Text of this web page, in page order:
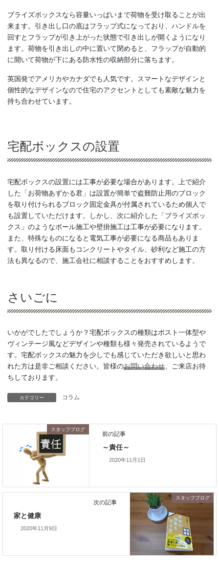
ブライズボックスなら容量いっぱいまで荷物を受け取ることが出
来ます。引き出し口の底はフラップ式になっており、ハンドルを
回すとフラップが引き上がった状態で引き出しが開くようになり
ます。荷物を引き出しの中に置いて閉めると、フラップが自動的
に開いて荷物が下にある防水性の収納部分に落ちます。
英国発でアメリカやカナダでも人気です。スマートなデザインと
個性的なデザインなので住宅のアクセントとしても素敵な魅力を
持ち合わせています。
宅配ボックスの設置
宅配ボックスの設置には工事が必要な場合があります。上で紹介
した「お荷物あずかる君」は設置が簡単で盗難防止用のブロック
を取り付けられるブロック固定金具が付属されているため個人で
も設置していただけます。しかし、次に紹介した「ブライズボッ
クス」のようなポール施工や壁掛施工は工事が必要になります。
また、特殊なものになると電気工事が必要になる商品もありま
す。取り付ける床面もコンクリートやタイル、砂利など施工の方
法も異なるので、施工会社に相談することをおすすめします。
さいごに
いかがでしたでしょうか？宅配ボックスの種類はポスト一体型や
ヴィンテージ風などデザインや種類も様々発売されているようで
す。宅配ボックスの魅力を少しでも感じていただき欲しいと思わ
れた方は是非ご相談ください。皆様のお問い合わせ、ご来店お待
ちしております。
カテゴリー コラム
スタッフブログ
前の記事
～責任～
2020年11月1日
スタッフブログ
次の記事
家と健康
2020年11月9日